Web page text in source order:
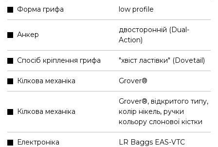
Форма грифа low profile
Анкер
двосторонній (Dual-
Action)
Спосіб кріплення грифа "хвіст ластівки" (Dovetail)
Кілкова механіка Grover®
Кілкова механіка
Grover®, відкритого типу,
колір нікель, ручки
кольору слонової кістки
Електроніка LR Baggs EAS-VTC